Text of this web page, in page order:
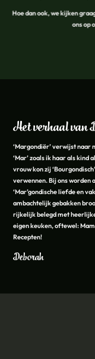
Hoe dan ook, we kijken
ons op
Het verhaal van
‘Margondiër’ verwijst naar
‘Mar’ zoals ik haar als kind
vrouw kon zij
verwennen. Bij ons worden
‘Mar’gondische liefde en
ambachtelijk gebakken
rijkelijk belegd met
eigen keuken, oftewel:
Recepten!
Deborah